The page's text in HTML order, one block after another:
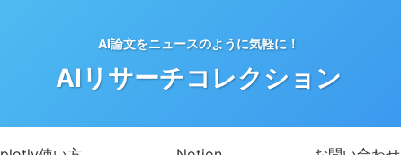
AI論文をニュースのように気軽に！
AIリサーチコレクション